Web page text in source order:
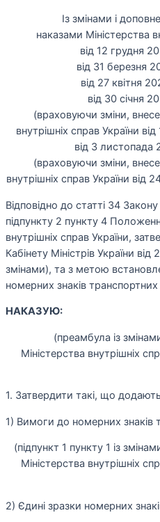
Із змінами і
наказами Міністерства
від 12 грудня
від 31 березня
від 27 квітня
від 30 січня
(враховуючи зміни,
внутрішніх справ України
від 3 листопада
(враховуючи зміни,
внутрішніх справ України
Відповідно до статті 34
підпункту 2 пункту 4
внутрішніх справ України,
Кабінету Міністрів України
змінами), та з метою
номерних знаків
НАКАЗУЮ:
(преамбула із
Міністерства внутрішніх
1. Затвердити такі, що
1) Вимоги до номерних знаків
(підпункт 1 пункту 1 із
Міністерства внутрішніх
2) Єдині зразки номерних